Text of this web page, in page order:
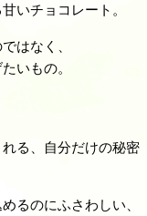
いチョコレート。
はなく、
いもの。
る、自分だけの秘密
るのにふさわしい、